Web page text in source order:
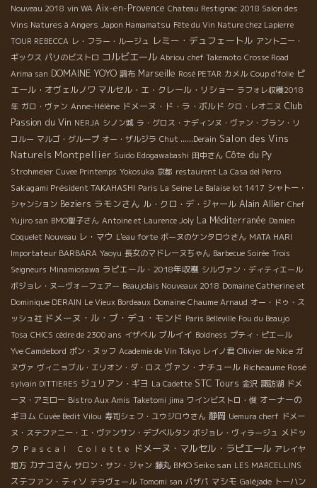
Nouveau 2018 vin WA Aix-en-Provence Chateau Restignac 2018 Salon des
Vins Natures à Angers Japon Hamamatsu Fête du Vin Nature chez Lapierre
TOUR REBECCA レ・フラー・ルージュ レミー・デュフェートル アントニー・
ギックス パリのビストロ コルビエール Abriou chef Takemoto Crosse Road
Arima san DOMAINE YOYO 調布 Marseille Rosé PETAR カメル Coup d'folie ピ
エール・オヴェルノワ マルセル・エ・クレール・リショー ラフォレ収穫2018
年 ガロ・ヴァン Anne-Hélène ドメーヌ・ド・ラ・ボルド クロ・レオニヌ Club
Passion du Vin NERJA シノン城 ラ・グロス・ナディンヌ・ヴァン・ブラン・リ
コルー マルゴ・グループ オー・ザルジラ Chut ......Derain Salon des Vins
Naturels Montpellier Suido Edogawabashi 田中さん Côte du Py
Strohmeier Cuvee Printemps Yokosuka 京都 restaurent La Casa del Perro
Sakagami Président TAKAHASHI Paris La Seine Le Balaise lot 1417 シャトー・
シャンション Beziers ラモンさん ル・クロ・デ・ジャール Alain Allier Chef
Yujiro san BMO聖子さん Antoine et Laurence Joly La Méditerranée Damien
Coquelet Nouveau レ・マウ L'eau forte ボーヌのケンタロウさん MATA HARI
Importateur BARBARA Yaoyu 長女のマドレーヌちゃん Barbecue Soirée Trois
Seigneurs Minamiosawa ラピエール・2018年収穫 シルヴァン・ディティエール
ボジョレ・ヌーヴォーフェアー Beaujolais Nouveaux 2018 Domaine Catherine et
Dominique DERAIN Le Vieux Bordeaux Domaine Chaume Arnaud オー・ドゥ・ス
ッシュ社 ドメーヌ・ル・ブ・デュ・モンド Paris Belleville Fou du Beaujo
Tosa CHICS cèdre de 2300 ans イザベル ブルイイ Boldness プティ・ピエール
Yve Camdebord ポン・ヌッフ Academie de Vin Tokyo レイノ君 Olivier de Nice ガ
ヌヴァ ヴィニョブル・エリオン・ダ・ロス ヴァン・ナチュール Richeaume Rosé
sylvain DITTIERES ジュリアン・ギヨ La Cadette STC Tours 金沢 諏訪湖 ドメ
ーヌ・アミロー Bistro Aux Amis Taketomi jima ワインビストロ・俊 オーナーの
ギヨム Cuvée Bedit Vilou 寿司シェフ・ユウジロウさん 静岡 Uemura cherf ドメー
ヌ・ステファニー・エ・ヴァンサン・デブベルタン ボジョレ・ヴィラージュ メドッ
ク Ｐａｓｃａｌ Ｃｏｌｅｔｔｅ ドメーヌ・マルセル・ラピエール アレイヤ
地方 カナコさん サロン・サン・ジャン 藤丸 BMO Seiko san LES MARCELLINS
ステファン・ティソ テラヴェール Tomomi san パザパ マシモ Galéjade トーハン